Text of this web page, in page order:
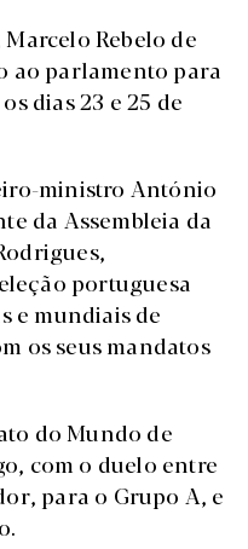
Rebelo de
ao parlamento para
dias 23 e 25 de
ministro António
da Assembleia da
portuguesa
e mundiais de
os seus mandatos
do Mundo de
com o duelo entre
para o Grupo A, e